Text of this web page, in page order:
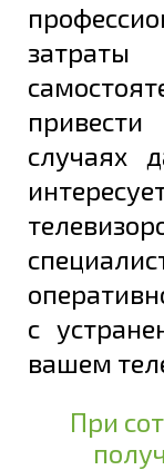
затраты
случаях
с
вашем
При